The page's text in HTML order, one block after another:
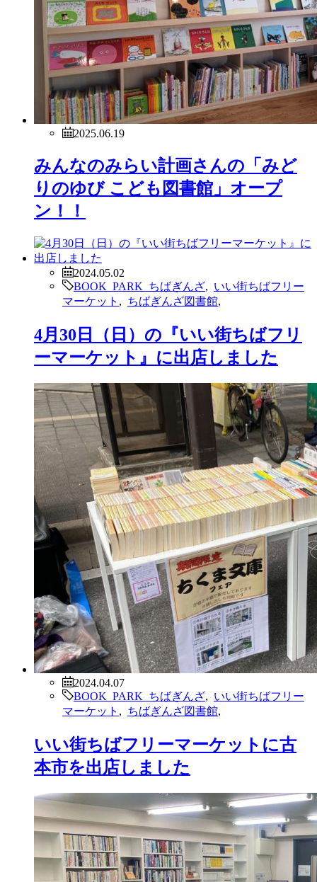
2025.06.19
みんなのみらい計画さんの「みど
りのゆび こども図書館」オープ
ン！！
2024.05.02
BOOK PARK ちばぎんざ
いい街ちばフリー
マーケット
ちばぎんざ図書館
4月30日（日）の『いい街ちばフリ
ーマーケット』に出店しました
2024.04.07
BOOK PARK ちばぎんざ
いい街ちばフリー
マーケット
ちばぎんざ図書館
いい街ちばフリーマーケットに古
本市を出店しました